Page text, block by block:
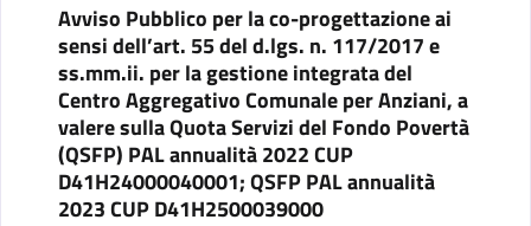
Avviso Pubblico per la co-progettazione ai
sensi dell’art. 55 del d.lgs. n. 117/2017 e
ss.mm.ii. per la gestione integrata del
Centro Aggregativo Comunale per Anziani, a
valere sulla Quota Servizi del Fondo Povertà
(QSFP) PAL annualità 2022 CUP
D41H24000040001; QSFP PAL annualità
2023 CUP D41H2500039000